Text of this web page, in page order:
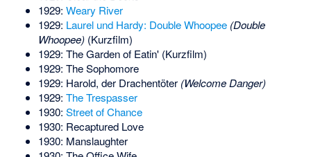
1929: Weary River
1929: Laurel und Hardy: Double Whoopee (Double
Whoopee)(Kurzfilm)
1929: The Garden of Eatin' (Kurzfilm)
1929: The Sophomore
1929: Harold, der Drachentöter (Welcome Danger)
1929: The Trespasser
1930: Street of Chance
1930: Recaptured Love
1930: Manslaughter